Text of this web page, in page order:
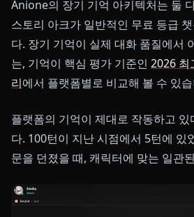
Anione의 장기 기억 아키텍처는 둘
스토리 아크가 일반적인 무료 등급
다. 장기 기억이 실제 대화 품질에서
는, 기억이 핵심 평가 기준인 2026 최
리에서 플랫폼별로 비교해 볼 수 있
플랫폼의 기억이 제대로 작동하고
다. 100턴이 지난 시점에서 5턴에 있
문을 던졌을 때, 캐릭터에 맞는 일관